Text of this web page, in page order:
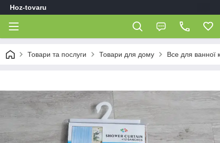
Hoz-tovaru
Товари та послуги Товари для дому Все для ванної